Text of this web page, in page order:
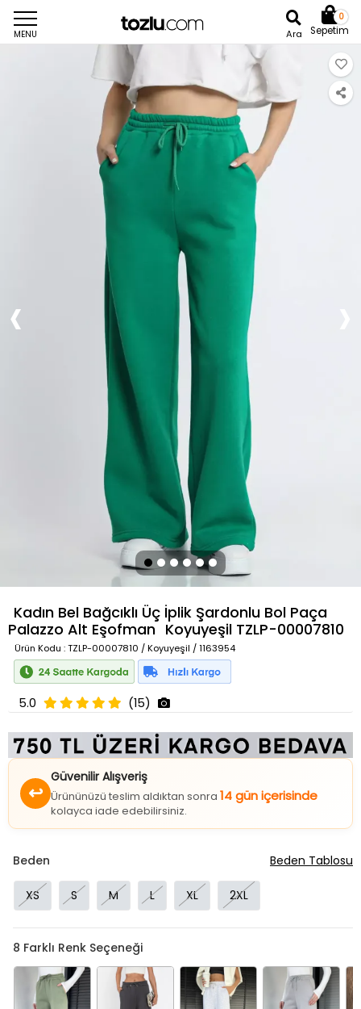
MENU Ara
0
Sepetim
Kadın Bel Bağcıklı Üç İplik Şardonlu Bol Paça
Palazzo Alt Eşofman Koyuyeşil TZLP-00007810
Ürün Kodu : TZLP-00007810 / Koyuyeşil / 1163954
5.0 (15)
↩
Güvenilir Alışveriş
Ürününüzü teslim aldıktan sonra 14 gün içerisinde
kolayca iade edebilirsiniz.
Beden
XS S M L XL 2XL
Beden Tablosu
8 Farklı Renk Seçeneği